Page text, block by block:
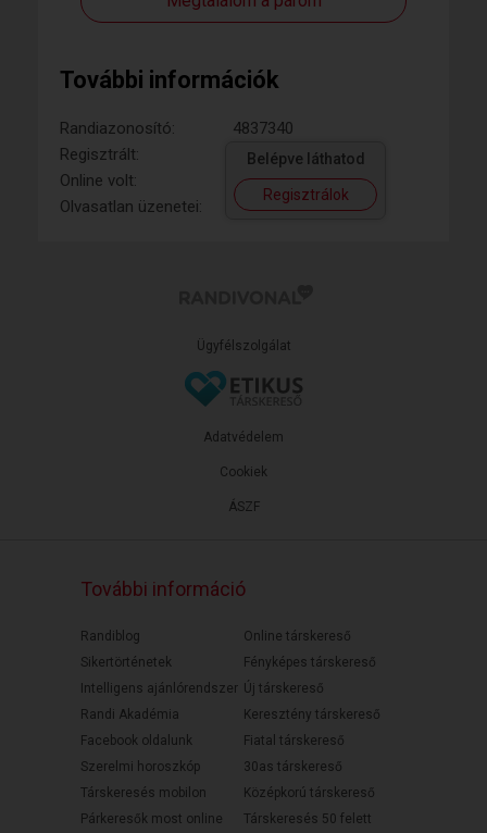
További információk
Randiazonosító:
4837340
Regisztrált:
Online volt:
Olvasatlan üzenetei:
Belépve láthatod
Regisztrálok
Ügyfélszolgálat
ÁSZF
Adatvédelem
Cookiek
További információ
Randiblog
Sikertörténetek
Intelligens ajánlórendszer
Randi Akadémia
Facebook oldalunk
Szerelmi horoszkóp
Társkeresés mobilon
Párkeresők most online
Online társkereső
Fényképes társkereső
Új társkereső
Keresztény társkereső
Fiatal társkereső
30as társkereső
Középkorú társkereső
Társkeresés 50 felett